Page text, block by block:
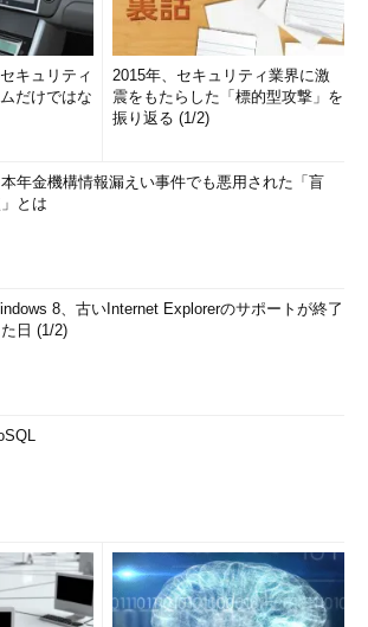
キュリティ
だけではな
2015年、セキュリティ業界に激
震をもたらした「標的型攻撃」を
振り返る (1/2)
本年金機構情報漏えい事件でも悪用された「盲
とは
8、古いInternet Explorerのサポートが終了
た日 (1/2)